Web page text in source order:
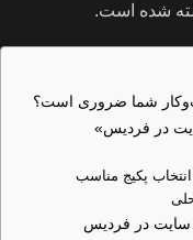
شده است.
شما ضروری است؟
در فردیس»
پکیج مناسب
سایت در فردیس